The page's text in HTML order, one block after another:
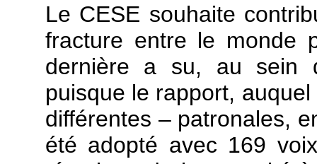
Le CESE souhaite
fracture entre le monde
dernière a su, au sein
puisque le rapport,
différentes – patronales,
été adopté avec 169